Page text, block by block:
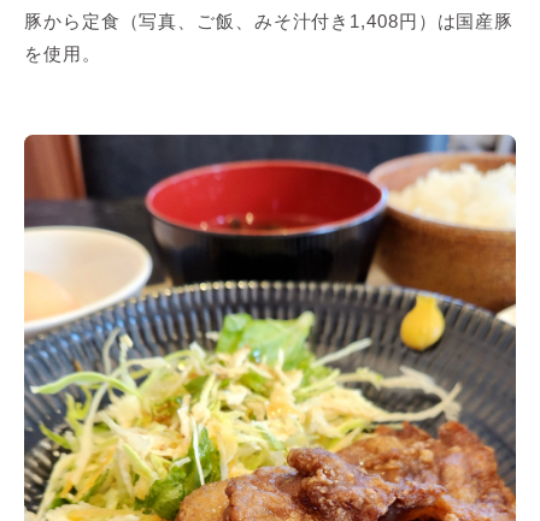
豚から定食（写真、ご飯、みそ汁付き1,408円）は国産豚
を使用。